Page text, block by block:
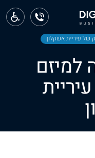
של עיריית אשקלון
למיזם